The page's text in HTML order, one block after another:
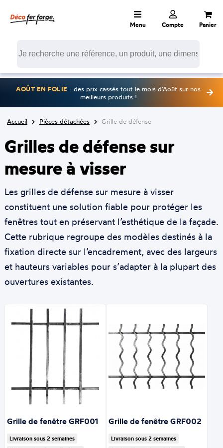
Menu Compte Panier
AOÛT EN FOLIE : des prix cassés tout le mois d'Août sur nos
meilleurs produits !
Accueil Pièces détachées Grille de défense
Grilles de défense sur
mesure à visser
Les grilles de défense sur mesure à visser
constituent une solution fiable pour protéger les
fenêtres tout en préservant l’esthétique de la façade.
Cette rubrique regroupe des modèles destinés à la
fixation directe sur l’encadrement, avec des largeurs
et hauteurs variables pour s’adapter à la plupart des
ouvertures existantes.
Grille de fenêtre GRF001
Livraison sous 2 semaines
Grille de fenêtre GRF002
Livraison sous 2 semaines